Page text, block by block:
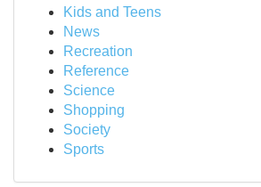
Kids and Teens
News
Recreation
Reference
Science
Shopping
Society
Sports